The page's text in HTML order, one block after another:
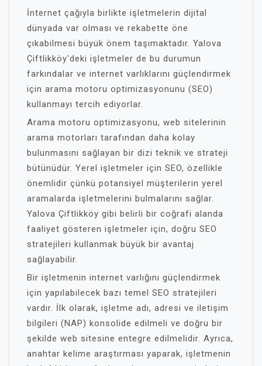
İnternet çağıyla birlikte işletmelerin dijital
dünyada var olması ve rekabette öne
çıkabilmesi büyük önem taşımaktadır. Yalova
Çiftlikköy'deki işletmeler de bu durumun
farkındalar ve internet varlıklarını güçlendirmek
için arama motoru optimizasyonunu (SEO)
kullanmayı tercih ediyorlar.
Arama motoru optimizasyonu, web sitelerinin
arama motorları tarafından daha kolay
bulunmasını sağlayan bir dizi teknik ve strateji
bütünüdür. Yerel işletmeler için SEO, özellikle
önemlidir çünkü potansiyel müşterilerin yerel
aramalarda işletmelerini bulmalarını sağlar.
Yalova Çiftlikköy gibi belirli bir coğrafi alanda
faaliyet gösteren işletmeler için, doğru SEO
stratejileri kullanmak büyük bir avantaj
sağlayabilir.
Bir işletmenin internet varlığını güçlendirmek
için yapılabilecek bazı temel SEO stratejileri
vardır. İlk olarak, işletme adı, adresi ve iletişim
bilgileri (NAP) konsolide edilmeli ve doğru bir
şekilde web sitesine entegre edilmelidir. Ayrıca,
anahtar kelime araştırması yaparak, işletmenin